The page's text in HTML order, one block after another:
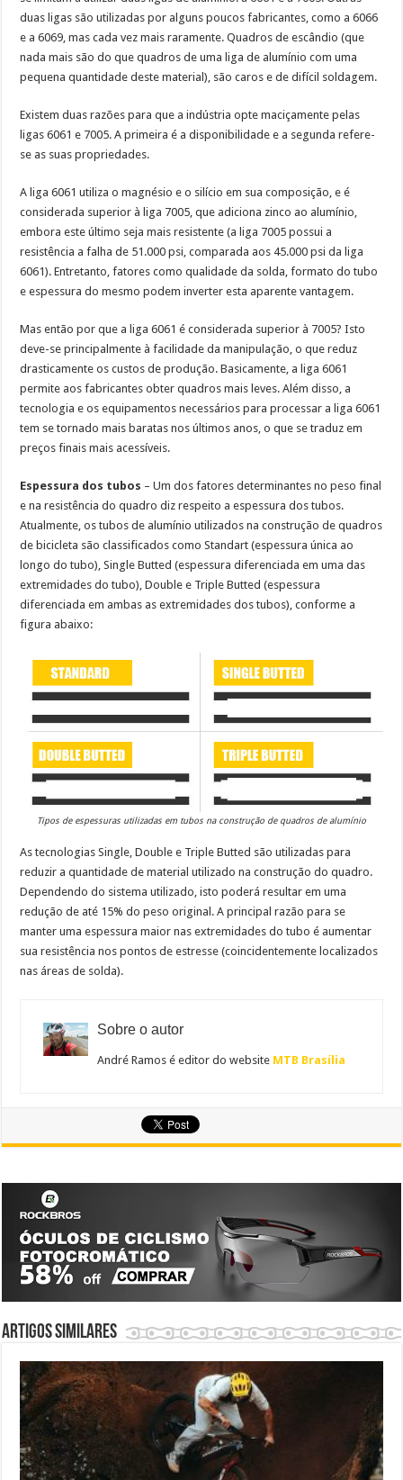
duas ligas são utilizadas por alguns poucos fabricantes, como a 6066
e a 6069, mas cada vez mais raramente. Quadros de escândio (que
nada mais são do que quadros de uma liga de alumínio com uma
pequena quantidade deste material), são caros e de difícil soldagem.
Existem duas razões para que a indústria opte maciçamente pelas
ligas 6061 e 7005. A primeira é a disponibilidade e a segunda refere-
se as suas propriedades.
A liga 6061 utiliza o magnésio e o silício em sua composição, e é
considerada superior à liga 7005, que adiciona zinco ao alumínio,
embora este último seja mais resistente (a liga 7005 possui a
resistência a falha de 51.000 psi, comparada aos 45.000 psi da liga
6061). Entretanto, fatores como qualidade da solda, formato do tubo
e espessura do mesmo podem inverter esta aparente vantagem.
Mas então por que a liga 6061 é considerada superior à 7005? Isto
deve-se principalmente à facilidade da manipulação, o que reduz
drasticamente os custos de produção. Basicamente, a liga 6061
permite aos fabricantes obter quadros mais leves. Além disso, a
tecnologia e os equipamentos necessários para processar a liga 6061
tem se tornado mais baratas nos últimos anos, o que se traduz em
preços finais mais acessíveis.
Espessura dos tubos – Um dos fatores determinantes no peso final
e na resistência do quadro diz respeito a espessura dos tubos.
Atualmente, os tubos de alumínio utilizados na construção de quadros
de bicicleta são classificados como Standart (espessura única ao
longo do tubo), Single Butted (espessura diferenciada em uma das
extremidades do tubo), Double e Triple Butted (espessura
diferenciada em ambas as extremidades dos tubos), conforme a
figura abaixo:
Tipos de espessuras utilizadas em tubos na construção de quadros de alumínio
As tecnologias Single, Double e Triple Butted são utilizadas para
reduzir a quantidade de material utilizado na construção do quadro.
Dependendo do sistema utilizado, isto poderá resultar em uma
redução de até 15% do peso original. A principal razão para se
manter uma espessura maior nas extremidades do tubo é aumentar
sua resistência nos pontos de estresse (coincidentemente localizados
nas áreas de solda).
Sobre o autor
André Ramos é editor do website MTB Brasília
Artigos similares